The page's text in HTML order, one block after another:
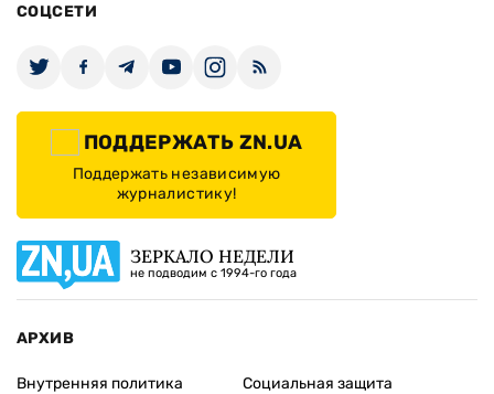
СОЦСЕТИ
ПОДДЕРЖАТЬ ZN.UA
Поддержать независимую
журналистику!
ЗЕРКАЛО НЕДЕЛИ
не подводим с 1994-го года
АРХИВ
Внутренняя политика
Социальная защита